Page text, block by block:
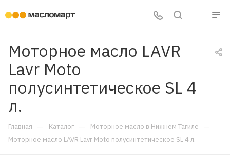
Моторное масло LAVR
Lavr Moto
полусинтетическое SL 4
л.
Главная — Каталог — Моторное масло в Нижнем Тагиле —
Моторное масло LAVR Lavr Moto полусинтетическое SL 4 л.